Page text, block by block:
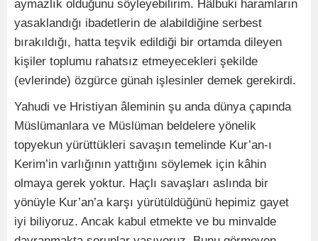
aymazlık olduğunu söyleyebilirim. Hâlbuki haramların
yasaklandığı ibadetlerin de alabildiğine serbest
bırakıldığı, hatta teşvik edildiği bir ortamda dileyen
kişiler toplumu rahatsız etmeyecekleri şekilde
(evlerinde) özgürce günah işlesinler demek gerekirdi.
Yahudi ve Hristiyan âleminin şu anda dünya çapında
Müslümanlara ve Müslüman beldelere yönelik
topyekun yürüttükleri savaşın temelinde Kur’an-ı
Kerim’in varlığının yattığını söylemek için kâhin
olmaya gerek yoktur. Haçlı savaşları aslında bir
yönüyle Kur’an’a karşı yürütüldüğünü hepimiz gayet
iyi biliyoruz. Ancak kabul etmekte ve bu minvalde